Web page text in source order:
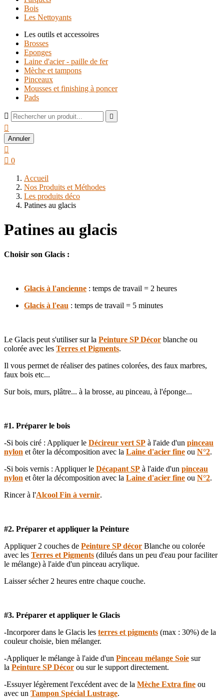
Bois
Les Nettoyants
Les outils et accessoires
Brosses
Eponges
Laine d'acier - paille de fer
Mèche et tampons
Pinceaux
Mousses et finishing à poncer
Pads
 

Annuler

 0
Accueil
Nos Produits et Méthodes
Les produits déco
Patines au glacis
Patines au glacis
Choisir son Glacis :
Glacis à l'ancienne : temps de travail = 2 heures
Glacis à l'eau : temps de travail = 5 minutes
Le Glacis peut s'utiliser sur la Peinture SP Décor blanche ou
colorée avec les Terres et Pigments.
Il vous permet de réaliser des patines colorées, des faux marbres,
faux bois etc...
Sur bois, murs, plâtre... à la brosse, au pinceau, à l'éponge...
#1. Préparer le bois
-Si bois ciré : Appliquer le Décireur vert SP à l'aide d'un pinceau
nylon et ôter la décomposition avec la Laine d'acier fine ou N°2.
-Si bois vernis : Appliquer le Décapant SP à l'aide d'un pinceau
nylon et ôter la décomposition avec la Laine d'acier fine ou N°2.
Rincer à l'Alcool Fin à vernir.
#2. Préparer et appliquer la Peinture
Appliquer 2 couches de Peinture SP décor Blanche ou colorée
avec les Terres et Pigments (dilués dans un peu d'eau pour faciliter
le mélange) à l'aide d'un pinceau acrylique.
Laisser sécher 2 heures entre chaque couche.
#3. Préparer et appliquer le Glacis
-Incorporer dans le Glacis les terres et pigments (max : 30%) de la
couleur choisie, bien mélanger.
-Appliquer le mélange à l'aide d'un Pinceau mélange Soie sur
la Peinture SP Décor ou sur le support directement.
-Essuyer légèrement l'excédent avec de la Mèche Extra fine ou
avec un Tampon Spécial Lustrage.